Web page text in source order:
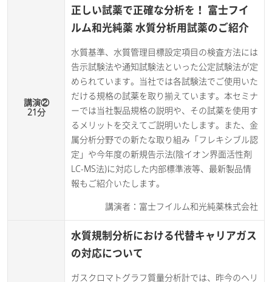
講演②
21分
正しい試薬で正確な分析を！ 富士フイ
ルム和光純薬 水質分析用試薬のご紹介
水質基準、水質管理目標設定項目の検査方法には
告示試験法や通知試験法といった公定試験法が定
められています。当社では各試験法でご使用いた
だける規格の試薬を取り揃えています。本セミナ
ーでは当社製品規格の説明や、その試薬を使用す
るメリットを交えてご説明いたします。また、金
属分析分野での新たな取り組み「フレキシブル認
定」や今年度の新規告示法(陰イオン界面活性剤
LC-MS法)に対応した内部標準液等、最新製品情
報もご紹介いたします。
講演者：富士フイルム和光純薬株式会社
水質規制分析における代替キャリアガス
の対応について
ガスクロマトグラフ質量分析計では、昨今のヘリ